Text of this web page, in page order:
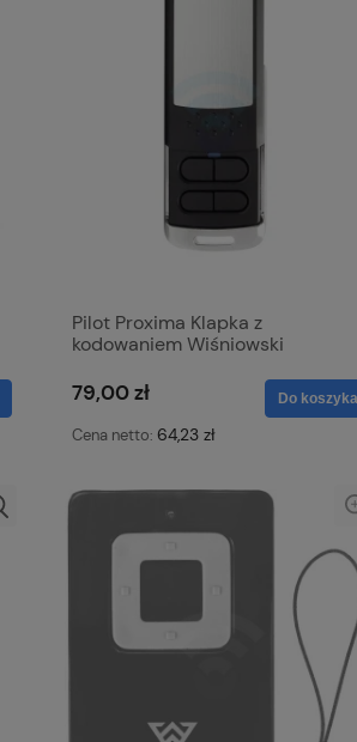
Pilot Proxima Klapka z
kodowaniem Wiśniowski
79,00 zł
Cena netto: 64,23 zł
Do koszyka